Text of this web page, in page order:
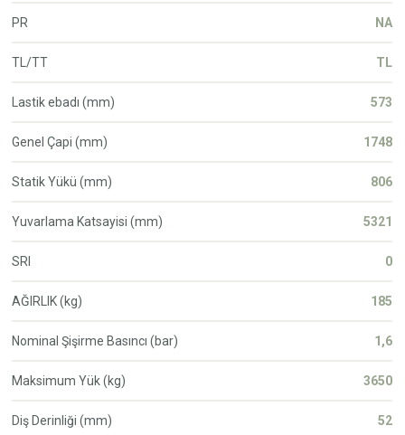
PR NA
TL/TT TL
Lastik ebadı (mm) 573
Genel Çapi (mm) 1748
Statik Yükü (mm) 806
Yuvarlama Katsayisi (mm) 5321
SRI 0
AĞIRLIK (kg) 185
Nominal Şişirme Basıncı (bar) 1,6
Maksimum Yük (kg) 3650
Diş Derinliği (mm) 52